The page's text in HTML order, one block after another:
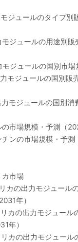
ジュールのタイプ別
モジュールの用途別
ジュールの国別市場
モジュールの国別販
モジュールの国別消
市場規模・予測（
ンの市場規模・予
カ市場
カの出力モジュール
年）
カの出力モジュール
年）
カの出力モジュール